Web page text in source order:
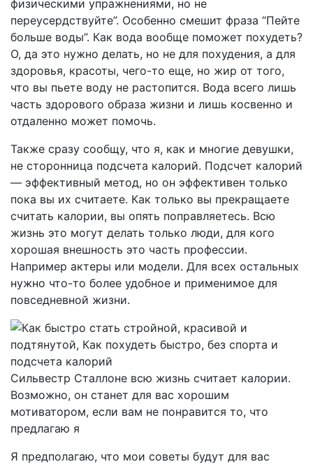
физическими упражнениями, но не
переусердствуйте”. Особенно смешит фраза “Пейте
больше воды”. Как вода вообще поможет похудеть?
О, да это нужно делать, но не для похудения, а для
здоровья, красоты, чего-то еще, но жир от того,
что вы пьете воду не растопится. Вода всего лишь
часть здорового образа жизни и лишь косвенно и
отдаленно может помочь.
Также сразу сообщу, что я, как и многие девушки,
не сторонница подсчета калорий. Подсчет калорий
— эффективный метод, но он эффективен только
пока вы их считаете. Как только вы прекращаете
считать калории, вы опять поправляетесь. Всю
жизнь это могут делать только люди, для кого
хорошая внешность это часть профессии.
Например актеры или модели. Для всех остальных
нужно что-то более удобное и применимое для
повседневной жизни.
Сильвестр Сталлоне всю жизнь считает калории.
Возможно, он станет для вас хорошим
мотиватором, если вам не понравится то, что
предлагаю я
Я предполагаю, что мои советы будут для вас